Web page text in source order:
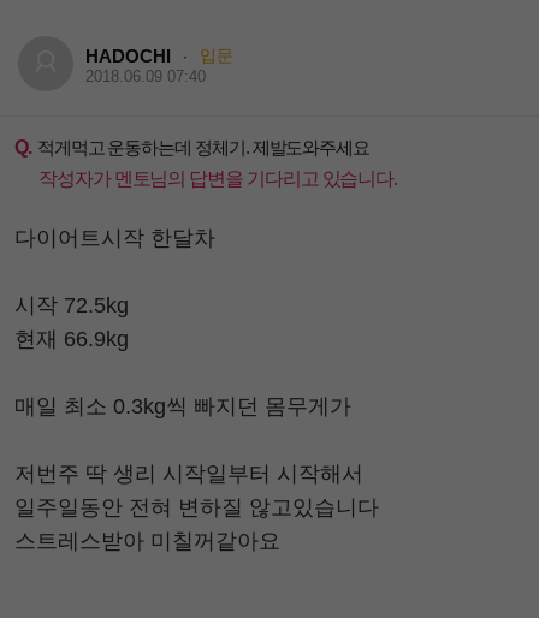
HADOCHI · 입문
2018.06.09 07:40
Q. 적게먹고 운동하는데 정체기. 제발도와주세요
작성자가 멘토님의 답변을 기다리고 있습니다.
다이어트시작 한달차
시작 72.5kg
현재 66.9kg
매일 최소 0.3kg씩 빠지던 몸무게가
저번주 딱 생리 시작일부터 시작해서
일주일동안 전혀 변하질 않고있습니다
스트레스받아 미칠꺼같아요